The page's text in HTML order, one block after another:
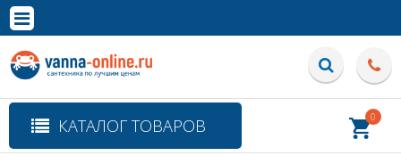
Полная версия сайта
КАТАЛОГ ТОВАРОВ 0